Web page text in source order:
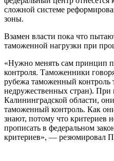
сложной системе
зоны.
Взамен власти пока что
таможенной нагрузки при
«Нужно менять сам принцип
контроля. Таможенники
рубежа таможенный контроль
недружественных стран). При
Калининградской области,
таможенный контроль. Как
знают, потому что
прописать в федеральном
критериев», — резюмировал